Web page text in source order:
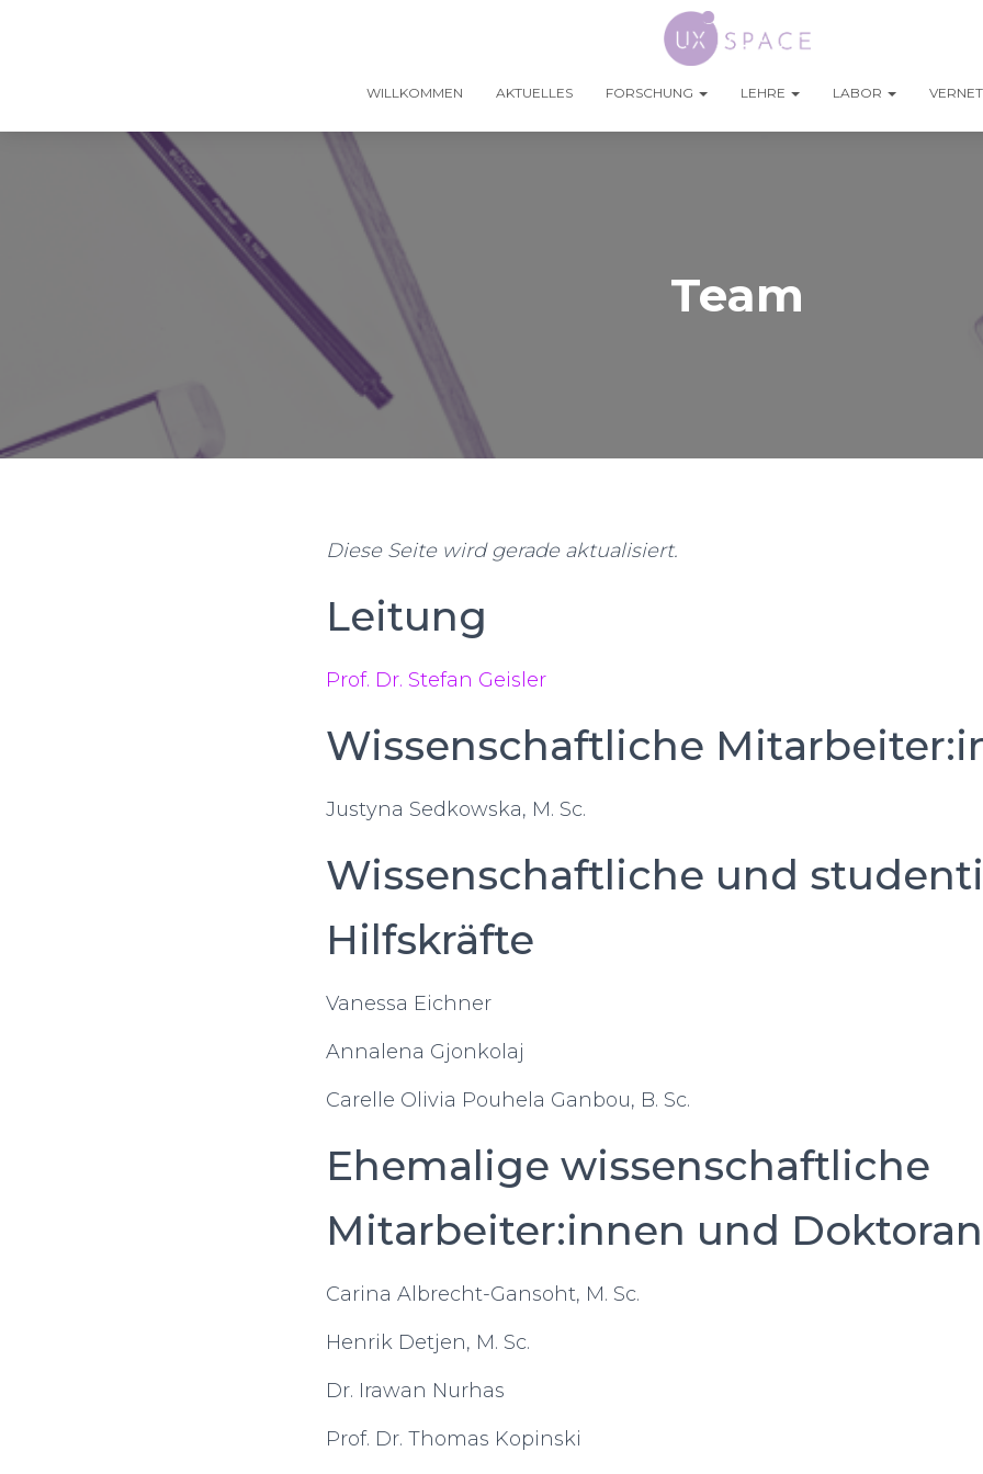
WILLKOMMEN AKTUELLES FORSCHUNG LEHRE LABOR
Team
Diese Seite wird gerade aktualisiert.
Leitung
Prof. Dr. Stefan Geisler
Wissenschaftliche
Justyna Sedkowska, M. Sc.
Wissenschaftliche und
Hilfskräfte
Vanessa Eichner
Annalena Gjonkolaj
Carelle Olivia Pouhela Ganbou, B. Sc.
Ehemalige wissenschaftliche
Mitarbeiter:innen und
Carina Albrecht-Gansoht, M. Sc.
Henrik Detjen, M. Sc.
Dr. Irawan Nurhas
Prof. Dr. Thomas Kopinski